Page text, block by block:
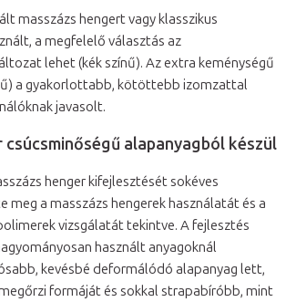
masszázs hengert vagy klasszikus
a megfelelő választás az
lehet (kék színű). Az extra keménységű
a gyakorlottabb, kötöttebb izomzattal
javasolt.
csúcsminőségű alapanyagból készül
henger kifejlesztését sokéves
meg a masszázs hengerek használatát és a
vizsgálatát tekintve. A fejlesztés
használt anyagoknál
kevésbé deformálódó alapanyag lett,
formáját és sokkal strapabíróbb, mint